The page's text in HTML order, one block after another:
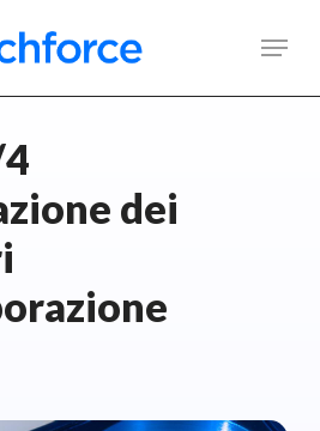
Menu
dei